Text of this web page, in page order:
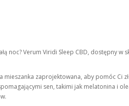
noc? Verum Viridi Sleep CBD, dostępny w
zaprojektowana, aby pomóc Ci
sen, takimi jak melatonina i